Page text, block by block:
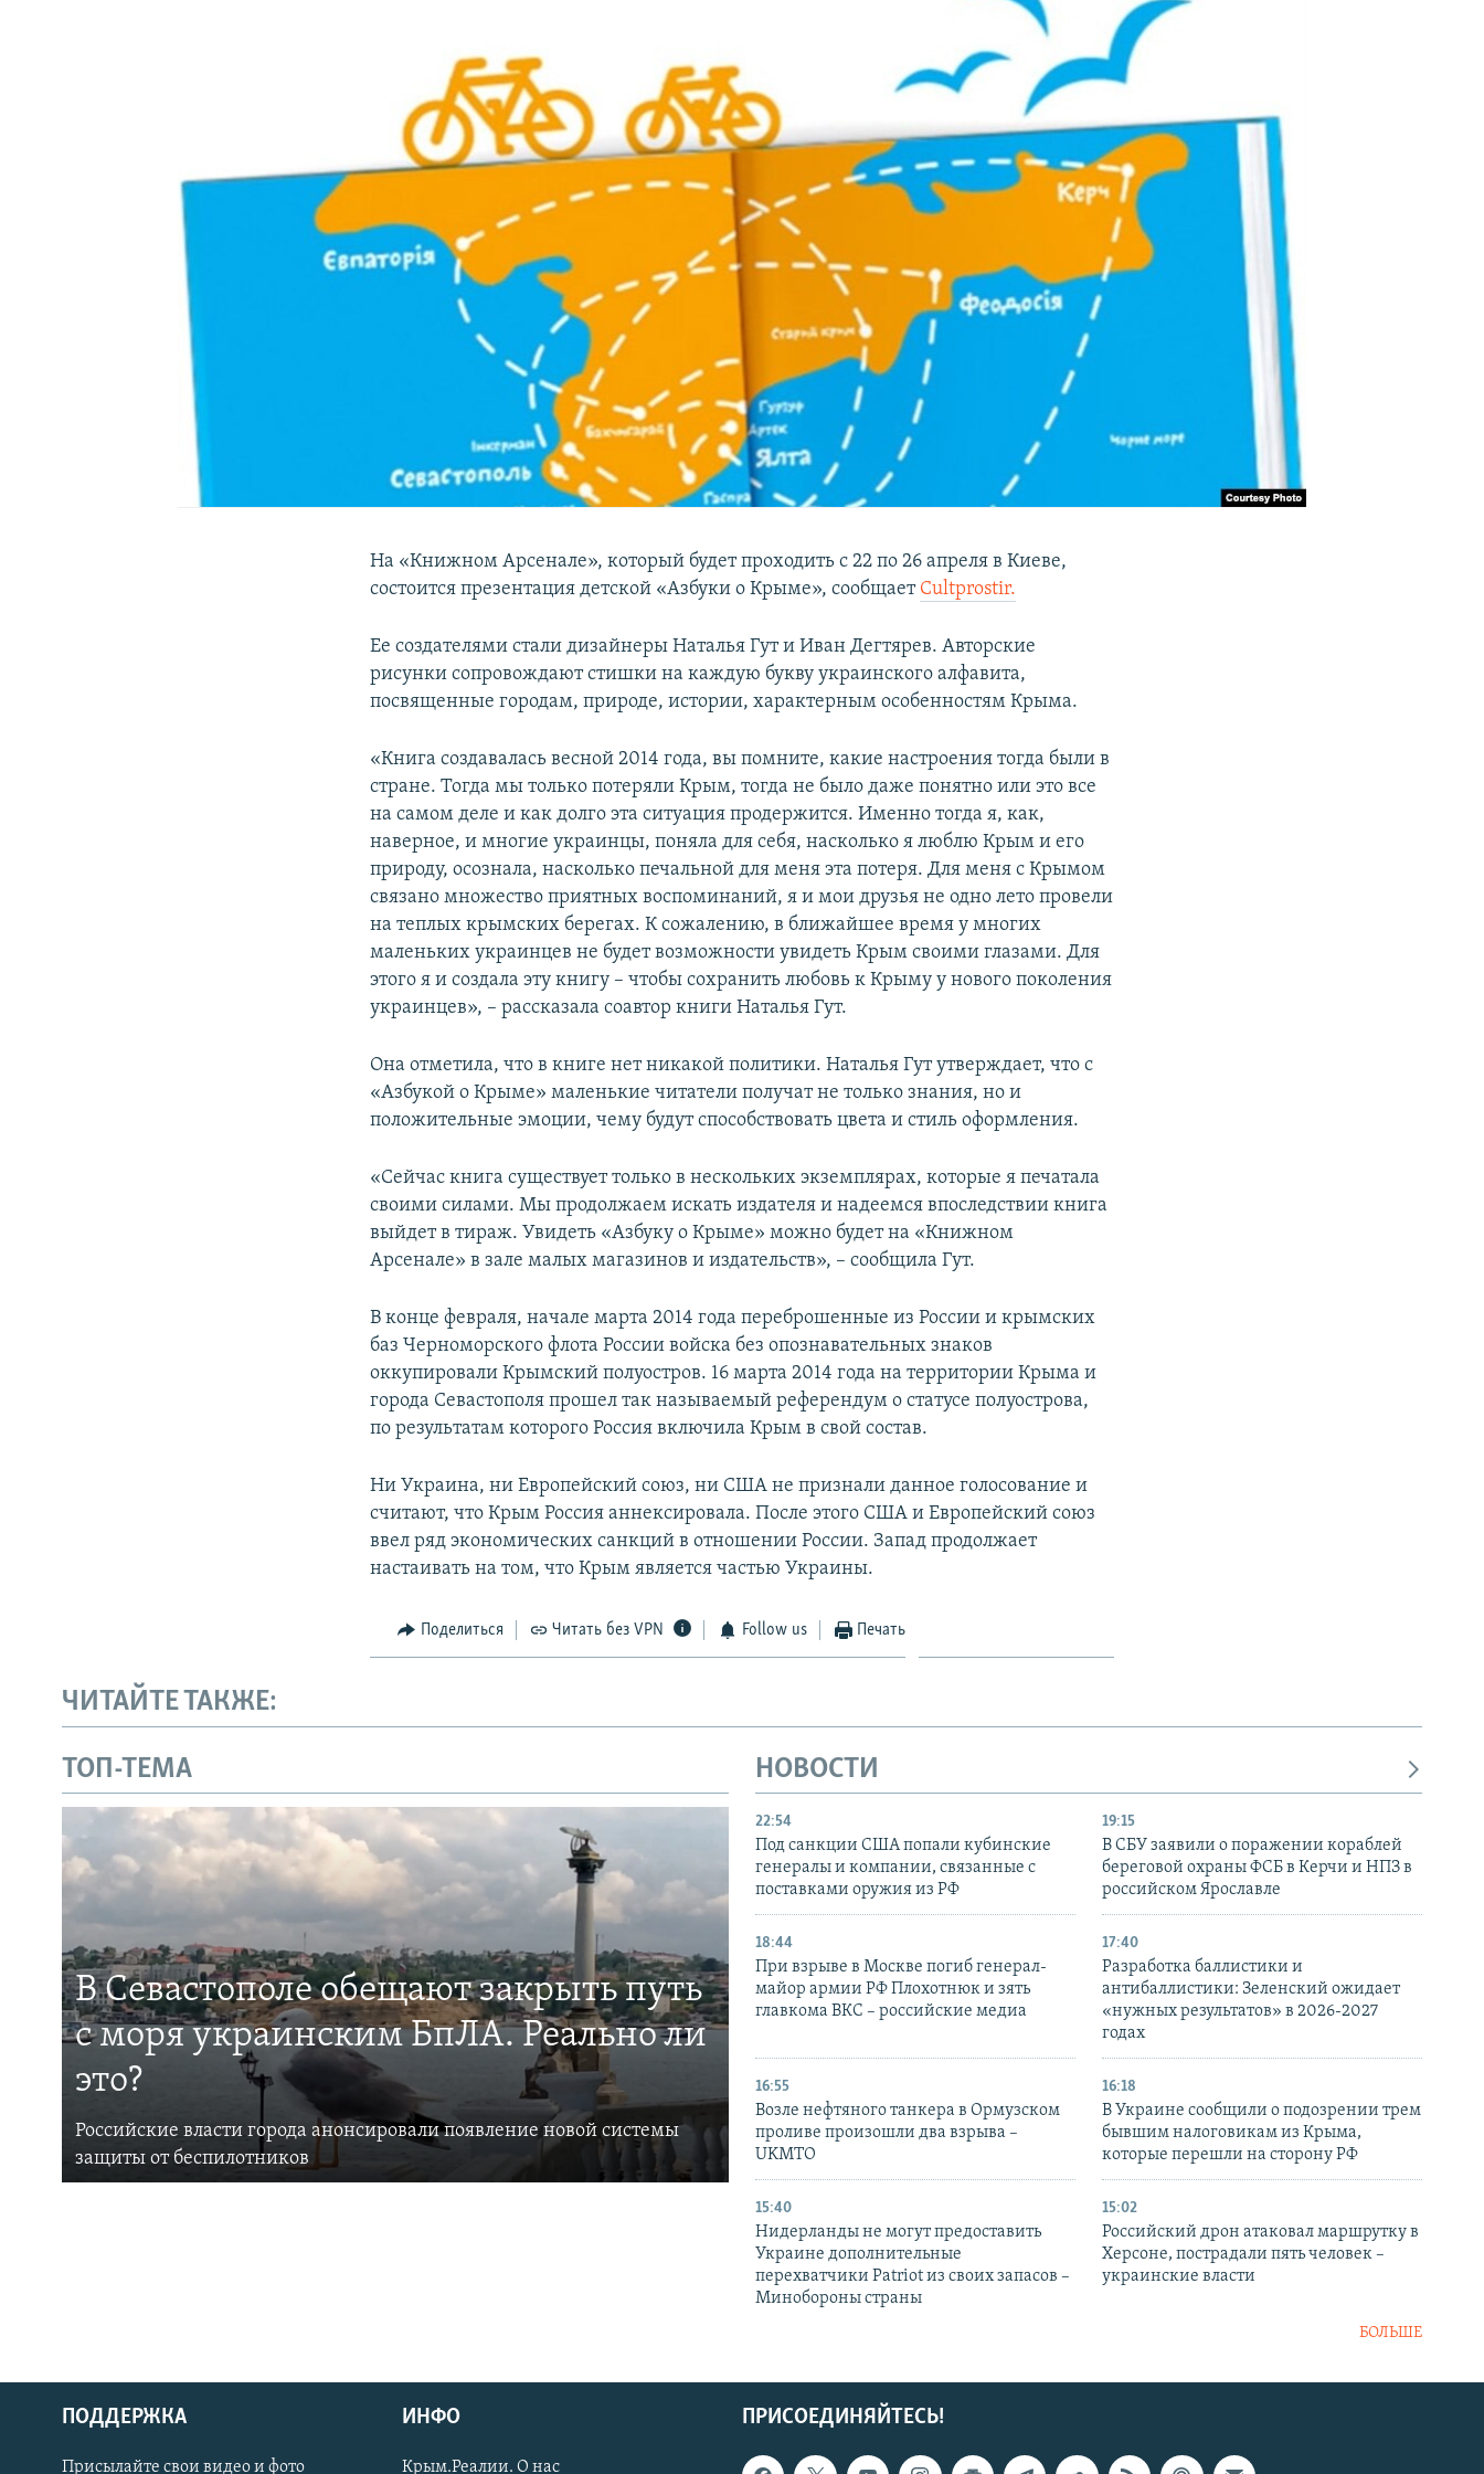
Українською
На «Книжном Арсенале», который будет проходить с 22 по 26 апреля в Киеве,
состоится презентация детской «Азбуки о Крыме», сообщает Сultprostir.
Ее создателями стали дизайнеры Наталья Гут и Иван Дегтярев. Авторские
рисунки сопровождают стишки на каждую букву украинского алфавита,
посвященные городам, природе, истории, характерным особенностям Крыма.
«Книга создавалась весной 2014 года, вы помните, какие настроения тогда были в
стране. Тогда мы только потеряли Крым, тогда не было даже понятно или это все
на самом деле и как долго эта ситуация продержится. Именно тогда я, как,
наверное, и многие украинцы, поняла для себя, насколько я люблю Крым и его
природу, осознала, насколько печальной для меня эта потеря. Для меня с Крымом
связано множество приятных воспоминаний, я и мои друзья не одно лето провели
на теплых крымских берегах. К сожалению, в ближайшее время у многих
маленьких украинцев не будет возможности увидеть Крым своими глазами. Для
этого я и создала эту книгу – чтобы сохранить любовь к Крыму у нового поколения
украинцев», – рассказала соавтор книги Наталья Гут.
Она отметила, что в книге нет никакой политики. Наталья Гут утверждает, что с
«Азбукой о Крыме» маленькие читатели получат не только знания, но и
положительные эмоции, чему будут способствовать цвета и стиль оформления.
«Сейчас книга существует только в нескольких экземплярах, которые я печатала
своими силами. Мы продолжаем искать издателя и надеемся впоследствии книга
выйдет в тираж. Увидеть «Азбуку о Крыме» можно будет на «Книжном
Арсенале» в зале малых магазинов и издательств», – сообщила Гут.
В конце февраля, начале марта 2014 года переброшенные из России и крымских
баз Черноморского флота России войска без опознавательных знаков
оккупировали Крымский полуостров. 16 марта 2014 года на территории Крыма и
города Севастополя прошел так называемый референдум о статусе полуострова,
по результатам которого Россия включила Крым в свой состав.
Ни Украина, ни Европейский союз, ни США не признали данное голосование и
считают, что Крым Россия аннексировала. После этого США и Европейский союз
ввел ряд экономических санкций в отношении России. Запад продолжает
настаивать на том, что Крым является частью Украины.
Поделиться Читать без VPN Follow us Печать
ЧИТАЙТЕ ТАКЖЕ:
ТОП-ТЕМА
В Севастополе обещают закрыть путь
с моря украинским БпЛА. Реально ли
это?
Российские власти города анонсировали появление новой системы
защиты от беспилотников
НОВОСТИ
22:54
Под санкции США попали кубинские
генералы и компании, связанные с
поставками оружия из РФ
19:15
В СБУ заявили о поражении кораблей
береговой охраны ФСБ в Керчи и НПЗ в
российском Ярославле
18:44
При взрыве в Москве погиб генерал-
майор армии РФ Плохотнюк и зять
главкома ВКС – российские медиа
17:40
Разработка баллистики и
антибаллистики: Зеленский ожидает
«нужных результатов» в 2026-2027
годах
16:55
Возле нефтяного танкера в Ормузском
проливе произошли два взрыва –
UKMTO
16:18
В Украине сообщили о подозрении трем
бывшим налоговикам из Крыма,
которые перешли на сторону РФ
15:40
Нидерланды не могут предоставить
Украине дополнительные
перехватчики Patriot из своих запасов –
Минобороны страны
15:02
Российский дрон атаковал маршрутку в
Херсоне, пострадали пять человек –
украинские власти
БОЛЬШЕ
ПРИСОЕДИНЯЙТЕСЬ!
ПОДДЕРЖКА
Присылайте свои видео и фото
ИНФО
Крым.Реалии. О нас